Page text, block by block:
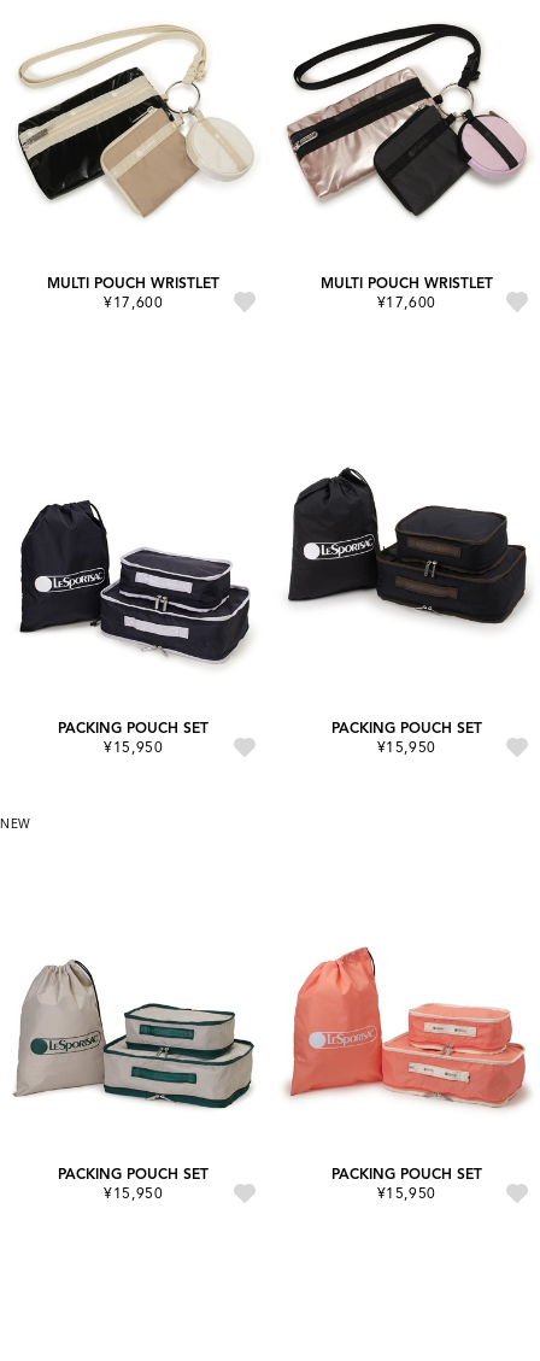
MULTI POUCH WRISTLET
¥17,600
MULTI POUCH WRISTLET
¥17,600
PACKING POUCH SET
¥15,950
PACKING POUCH SET
¥15,950
NEW
PACKING POUCH SET
¥15,950
PACKING POUCH SET
¥15,950